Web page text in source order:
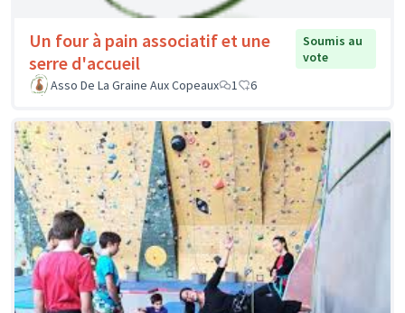
Un four à pain associatif et une
serre d'accueil
Soumis au
vote
Asso De La Graine Aux Copeaux
1 6